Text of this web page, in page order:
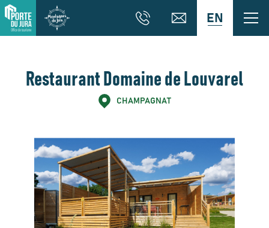
EN
Restaurant Domaine de Louvarel
CHAMPAGNAT